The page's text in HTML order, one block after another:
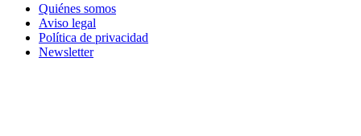
Quiénes somos
Aviso legal
Política de privacidad
Newsletter